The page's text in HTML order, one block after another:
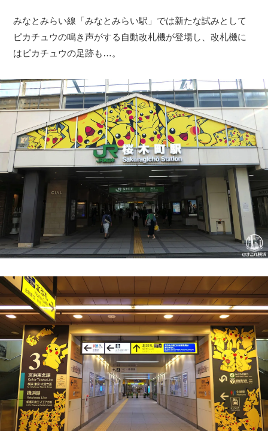
みなとみらい線「みなとみらい駅」では新たな試みとして
ピカチュウの鳴き声がする自動改札機が登場し、改札機に
はピカチュウの足跡も…。